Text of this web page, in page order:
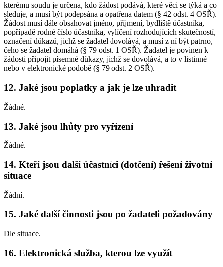
kterému soudu je určena, kdo žádost podává, které věci se týká a co
sleduje, a musí být podepsána a opatřena datem (§ 42 odst. 4 OSŘ).
Žádost musí dále obsahovat jméno, příjmení, bydliště účastníka,
popřípadě rodné číslo účastníka, vylíčení rozhodujících skutečností,
označení důkazů, jichž se žadatel dovolává, a musí z ní být patrno,
čeho se žadatel domáhá (§ 79 odst. 1 OSŘ). Žadatel je povinen k
žádosti připojit písemné důkazy, jichž se dovolává, a to v listinné
nebo v elektronické podobě (§ 79 odst. 2 OSŘ).
12. Jaké jsou poplatky a jak je lze uhradit
Žádné.
13. Jaké jsou lhůty pro vyřízení
Žádné.
14. Kteří jsou další účastníci (dotčení) řešení životní
situace
Žádní.
15. Jaké další činnosti jsou po žadateli požadovány
Dle situace.
16. Elektronická služba, kterou lze využít